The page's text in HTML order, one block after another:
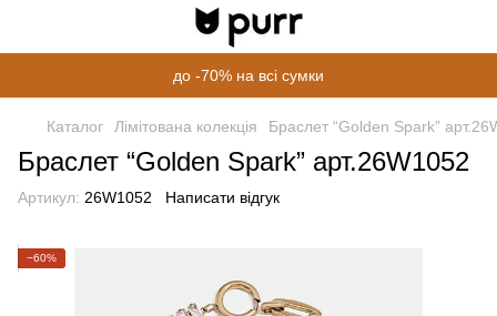
до -70% на всі сумки
Каталог Лімітована колекція Браслет “Golden Spark”
Браслет “Golden Spark” арт.26W1052
Артикул: 26W1052 Написати відгук
−60%